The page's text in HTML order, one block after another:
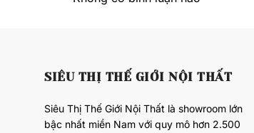
SIÊU THỊ THẾ GIỚI NỘI THẤT
Siêu Thị Thế Giới Nội Thất là showroom lớn
bậc nhất miền Nam với quy mô hơn 2.500